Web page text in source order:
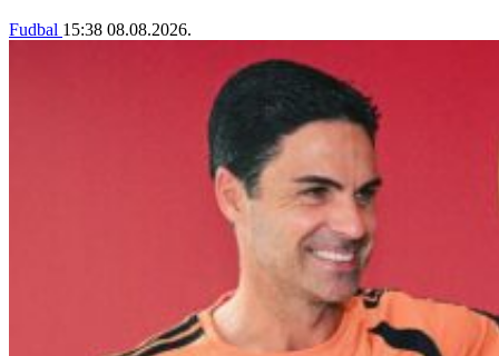
Fudbal 15:38 08.08.2026.